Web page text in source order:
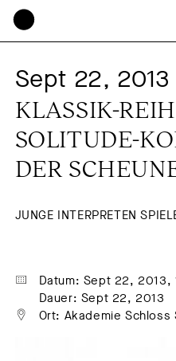
Sept 22, 2013
KLASSIK-
SOLITUDE-
DER
JUNGE INTERPRETEN
Datum: Sept 22, 2013,
Dauer: Sept 22, 2013
Ort: Akademie